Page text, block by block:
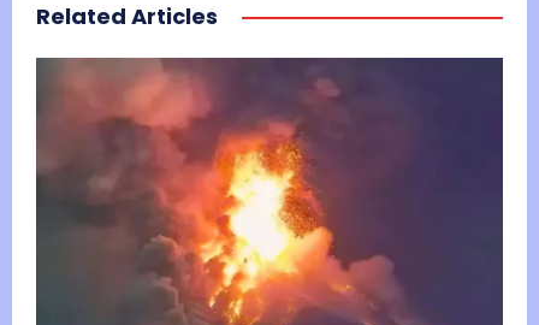
Related Articles